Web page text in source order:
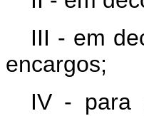
III - em
encargos;
IV - para